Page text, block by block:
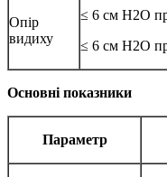
Опір
видиху
≤ 6 см H2O
≤ 6 см H2O
Основні показники
Параметр